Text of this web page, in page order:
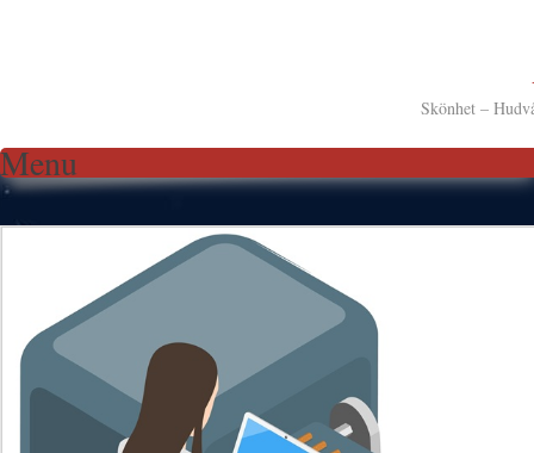
Skönhet –
Menu